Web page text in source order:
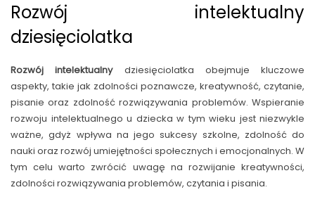
Rozwój intelektualny
dziesięciolatka
Rozwój intelektualnydziesięciolatka obejmuje kluczowe
aspekty, takie jak zdolności poznawcze, kreatywność, czytanie,
pisanie oraz zdolność rozwiązywania problemów. Wspieranie
rozwoju intelektualnego u dziecka w tym wieku jest niezwykle
ważne, gdyż wpływa na jego sukcesy szkolne, zdolność do
nauki oraz rozwój umiejętności społecznych i emocjonalnych. W
tym celu warto zwrócić uwagę na rozwijanie kreatywności,
zdolności rozwiązywania problemów, czytania i pisania.